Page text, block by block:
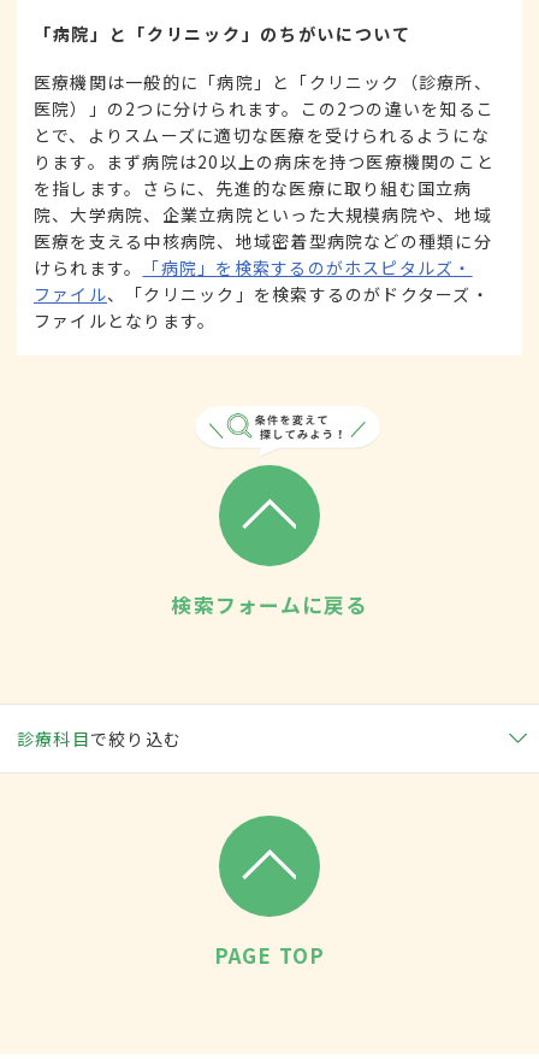
「病院」と「クリニック」のちがいについて
医療機関は一般的に「病院」と「クリニック（診療所、
医院）」の2つに分けられます。この2つの違いを知るこ
とで、よりスムーズに適切な医療を受けられるようにな
ります。まず病院は20以上の病床を持つ医療機関のこと
を指します。さらに、先進的な医療に取り組む国立病
院、大学病院、企業立病院といった大規模病院や、地域
医療を支える中核病院、地域密着型病院などの種類に分
けられます。
「病院」を検索するのがホスピタルズ・
ファイル、「クリニック」を検索するのがドクターズ・
ファイルとなります。
検索フォームに戻る
診療科目で絞り込む
PAGE TOP